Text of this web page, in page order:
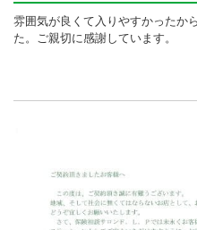
雰囲気が良くて入りやすかったか
た。ご親切に感謝しています。